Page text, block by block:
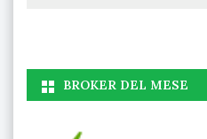
BROKER DEL MESE